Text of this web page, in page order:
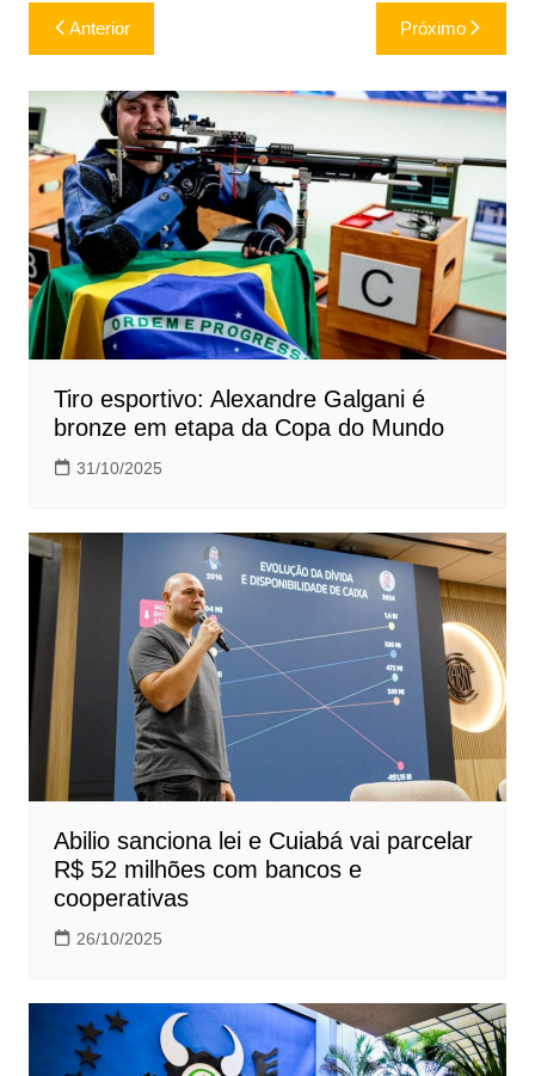
Navegação
de
Post
Anterior Próximo
Tiro esportivo: Alexandre Galgani é
bronze em etapa da Copa do Mundo
31/10/2025
Abilio sanciona lei e Cuiabá vai parcelar
R$ 52 milhões com bancos e
cooperativas
26/10/2025